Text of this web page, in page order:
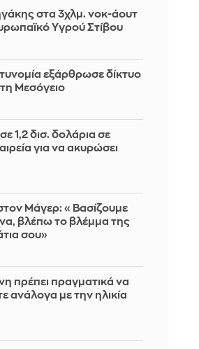
στα 3χλμ. νοκ-άουτ
Υγρού Στίβου
εξάρθρωσε δίκτυο
Μεσόγειο
1,2 δισ. δολάρια σε
για να ακυρώσει
Μάγερ: «Βασίζουμε
βλέπω το βλέμμα της
σου»
πρέπει πραγματικά να
ανάλογα με την ηλικία